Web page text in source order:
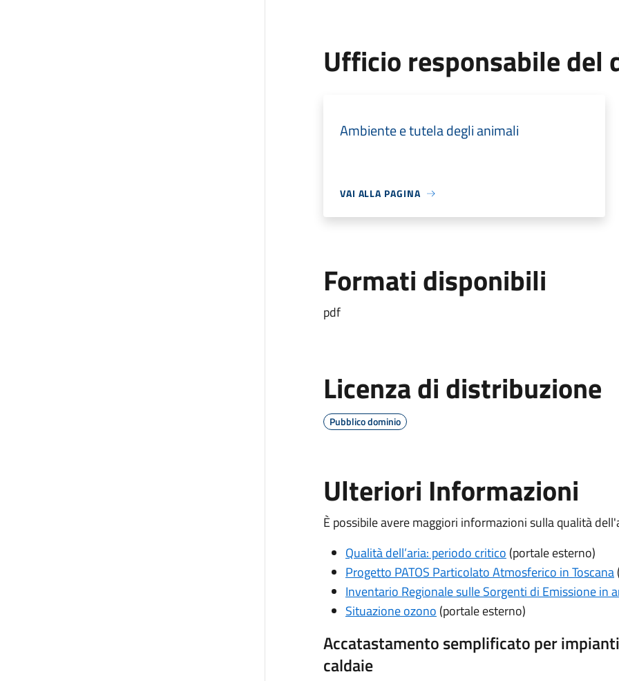
Ufficio responsabile del
Ambiente e tutela degli animali
VAI ALLA PAGINA
Formati disponibili
pdf
Licenza di distribuzione
Pubblico dominio
Ulteriori Informazioni
È possibile avere maggiori informazioni sulla qualità
Qualità dell’aria: periodo critico (portale esterno)
Progetto PATOS Particolato Atmosferico in Toscana
Inventario Regionale sulle Sorgenti di Emissione in
Situazione ozono (portale esterno)
Accatastamento semplificato per
caldaie